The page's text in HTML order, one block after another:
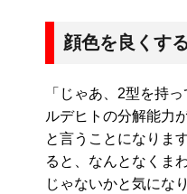
顔色を良くす
「じゃあ、2型を持
ルデヒトの分解能力
と言うことになりま
ると、なんとなくま
じゃないかと気にな